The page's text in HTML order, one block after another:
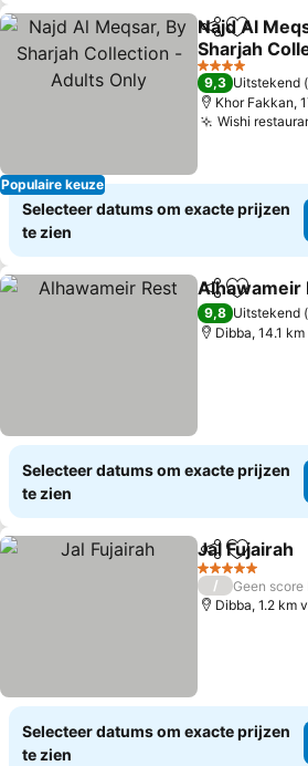
Populaire keuze
Delen
Najd Al
Sharjah
Adults Only
Prijzen
4 Sterren
9,3 Uitstekend
Khor Fakkan,
Wishi
Selecteer datums om exacte prijzen
te zien
Delen
Alhawameir
9,8 Uitstekend
Dibba, 14.1
Selecteer datums om exacte prijzen
te zien
Delen
Jal Fujairah
5 Sterren
/
Geen
Dibba, 1.2 km
Selecteer datums om exacte prijzen
te zien